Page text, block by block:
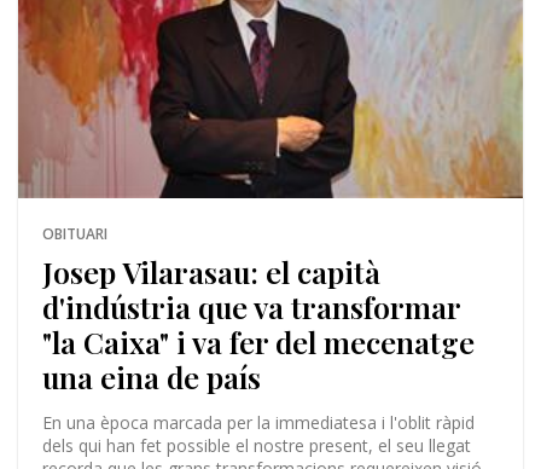
OBITUARI
Josep Vilarasau: el capità
d'indústria que va transformar
"la Caixa" i va fer del mecenatge
una eina de país
En una època marcada per la immediatesa i l'oblit ràpid
dels qui han fet possible el nostre present, el seu llegat